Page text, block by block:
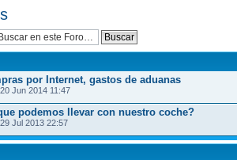
por Internet, gastos de aduanas
Jun 2014 11:47
podemos llevar con nuestro coche?
Jul 2013 22:57